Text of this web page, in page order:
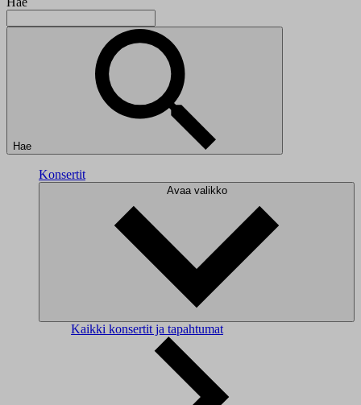
Hae
Konsertit
Avaa valikko
Kaikki konsertit ja tapahtumat